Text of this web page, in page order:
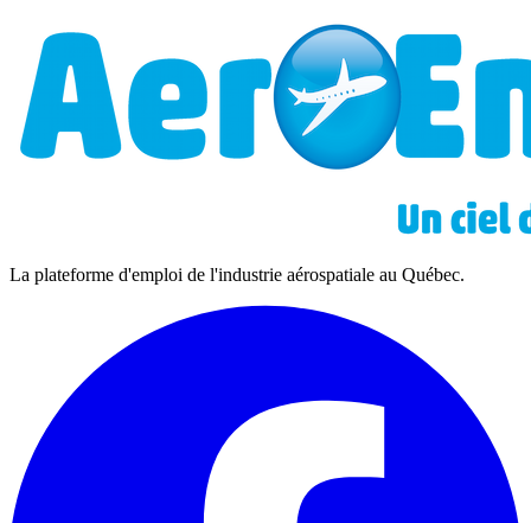
La plateforme d'emploi de l'industrie aérospatiale au Québec.